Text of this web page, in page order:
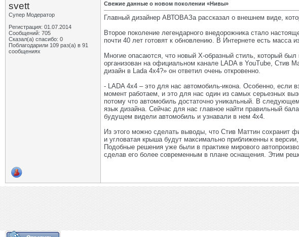
svett
Супер Модератор
Регистрация: 01.07.2014
Сообщений: 705
Сказал(а) спасибо: 0
Поблагодарили 109 раз(а) в 91
сообщениях
Свежие данные о новом поколении «Нивы»
Главный дизайнер АВТОВАЗа рассказал о внешнем виде,
Второе поколение легендарного внедорожника стало
почти 40 лет готовят к обновлению. В Интернете есть масса
Многие опасаются, что новый Х-образный стиль, который
организован на официальном канале LADA в YouTube, Стив
дизайн в Lada 4х4?» он ответил очень откровенно.
- LADA 4х4 – это для нас автомобиль-икона. Особенно, если
момент работаем, и это для нас один из самых серьезных
потому что автомобиль достаточно уникальный. В
язык дизайна. Сейчас для нас главное найти правильный
будущем видели автомобиль и узнавали в нем 4х4.
Из этого можно сделать выводы, что Стив Маттин сохранит
и угловатая крыша будут максимально приближенны к
Подобные решения уже были в практике мирового
сделав его более современным в плане оснащения. Этим